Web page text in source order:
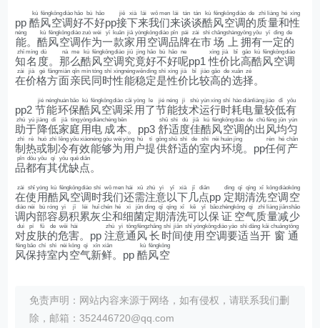
pp酷
kù
风
fēng
空
kōng
调
diào
好
hǎo
不
bù
好
hǎo
pp接
jiē
下
xià
来
lái
我
wǒ
们
men
来
lái
谈
tán
谈
tán
酷
kù
风
fēng
空
kōng
调
diào
的
de
质
zhì
量
liàng
和
hé
性
xìng
能
néng
。酷
kù
风
fēng
空
kōng
调
diào
作
zuò
为
wèi
一
yī
款
kuǎn
家
jiā
用
yòng
空
kōng
调
diào
品
pǐn
牌
pái
在
zài
市
shì
场
chǎng
上
shàng
拥
yōng
有
yǒu
一
yī
定
dìng
的
de
知
zhī
名
míng
度
dù
。那
nà
么
me
酷
kù
风
fēng
空
kōng
调
diào
究
jiū
竟
jìng
好
hǎo
不
bù
好
hǎo
呢
ne
pp1性
xìng
价
jià
比
bǐ
高
gāo
酷
kù
风
fēng
空
kōng
调
diào
在
zài
价
jià
格
gé
方
fāng
面
miàn
亲
qīn
民
mín
同
tóng
时
shí
性
xìng
能
néng
稳
wěn
定
dìng
是
shì
性
xìng
价
jià
比
bǐ
较
jiào
高
gāo
的
de
选
xuǎn
择
zé
。
pp2节
jié
能
néng
环
huán
保
bǎo
酷
kù
风
fēng
空
kōng
调
diào
采
cǎi
用
yòng
了
le
节
jié
能
néng
技
jì
术
shù
运
yùn
行
xíng
时
shí
耗
hào
电
diàn
量
liàng
较
jiào
低
dī
有
yǒu
助
zhù
于
yú
降
jiàng
低
dī
家
jiā
庭
tíng
用
yòng
电
diàn
成
chéng
本
běn
。pp3舒
shū
适
shì
度
dù
佳
jiā
酷
kù
风
fēng
空
kōng
调
diào
的
de
出
chū
风
fēng
均
jūn
匀
yún
制
zhì
热
rè
或
huò
制
zhì
冷
lěng
有
yǒu
效
xiào
能
néng
够
gòu
为
wèi
用
yòng
户
hù
提
tí
供
gōng
舒
shū
适
shì
的
de
室
shì
内
nèi
环
huán
境
jìng
。pp任
rèn
何
hé
产
chǎn
品
pǐn
都
dōu
有
yǒu
其
qí
优
yōu
缺
quē
点
diǎn
。
在
zài
使
shǐ
用
yòng
酷
kù
风
fēng
空
kōng
调
diào
时
shí
我
wǒ
们
men
还
hái
需
xū
注
zhù
意
yì
以
yǐ
下
xià
几
jǐ
点
diǎn
pp 定
dìng
期
qī
清
qīng
洗
xǐ
空
kōng
调
diào
空
kōng
调
diào
内
nèi
部
bù
容
róng
易
yì
积
jī
累
lèi
灰
huī
尘
chén
和
hé
细
xì
菌
jūn
定
dìng
期
qī
清
qīng
洗
xǐ
可
kě
以
yǐ
保
bǎo
证
zhèng
空
kōng
气
qì
质
zhì
量
liàng
减
jiǎn
少
shǎo
对
duì
皮
pí
肤
fū
的
de
危
wēi
害
hài
。pp注
zhù
意
yì
通
tōng
风
fēng
长
zhǎng
时
shí
间
jiān
使
shǐ
用
yòng
空
kōng
调
diào
要
yào
适
shì
当
dāng
开
kāi
窗
chuāng
通
tōng
风
fēng
保
bǎo
持
chí
室
shì
内
nèi
空
kōng
气
qì
新
xīn
鲜
xiān
。pp酷
kù
风
fēng
空
kōng
免责声明：网站内容来源于网络，如有侵权，请联系我们删
除，邮箱：352446720@qq.com